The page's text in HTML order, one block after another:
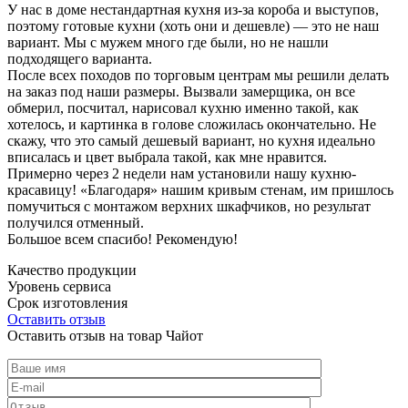
У нас в доме нестандартная кухня из-за короба и выступов,
поэтому готовые кухни (хоть они и дешевле) — это не наш
вариант. Мы с мужем много где были, но не нашли
подходящего варианта.
После всех походов по торговым центрам мы решили делать
на заказ под наши размеры. Вызвали замерщика, он все
обмерил, посчитал, нарисовал кухню именно такой, как
хотелось, и картинка в голове сложилась окончательно. Не
скажу, что это самый дешевый вариант, но кухня идеально
вписалась и цвет выбрала такой, как мне нравится.
Примерно через 2 недели нам установили нашу кухню-
красавицу! «Благодаря» нашим кривым стенам, им пришлось
помучиться с монтажом верхних шкафчиков, но результат
получился отменный.
Большое всем спасибо! Рекомендую!
Качество продукции
Уровень сервиса
Срок изготовления
Оставить отзыв
Оставить отзыв на товар Чайот